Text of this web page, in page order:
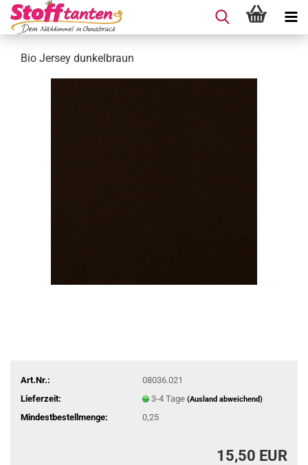
Bio Jersey dunkelbraun
Art.Nr.:
08036.021
Lieferzeit:
3-4 Tage (Ausland abweichend)
Mindestbestellmenge: 0,25
15,50 EUR